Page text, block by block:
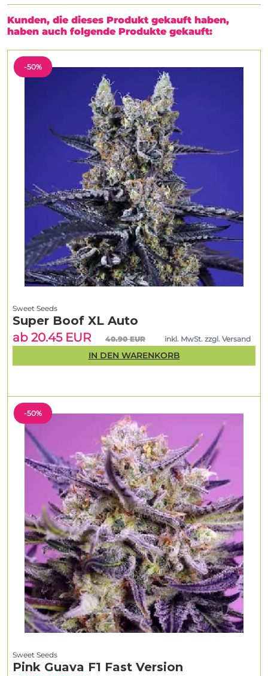
Kunden, die dieses Produkt gekauft haben,
haben auch folgende Produkte gekauft:
-50%
Sweet Seeds
Pink Guava F1 Fast Version
-50%
Sweet Seeds
Super Boof XL Auto
ab 20.45 EUR
40.90 EUR inkl. MwSt. zzgl. Versand
IN DEN WARENKORB